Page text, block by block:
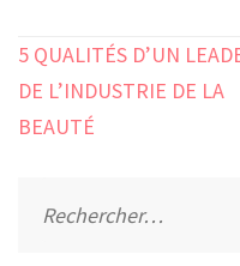
Navigation
de
l’article
5 QUALITÉS D’UN
DE L’INDUSTRIE DE LA
BEAUTÉ